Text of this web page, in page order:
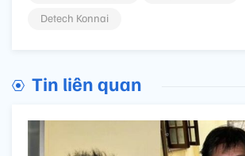
Detech Konnai
Tin liên quan